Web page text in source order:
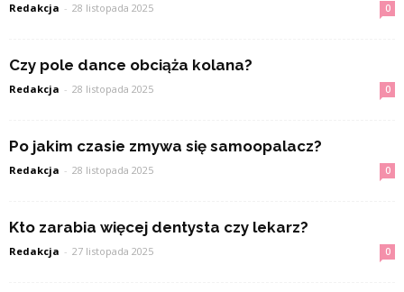
Redakcja - 28 listopada 2025 0
Czy pole dance obciąża kolana?
Redakcja - 28 listopada 2025 0
Po jakim czasie zmywa się samoopalacz?
Redakcja - 28 listopada 2025 0
Kto zarabia więcej dentysta czy lekarz?
Redakcja - 27 listopada 2025 0